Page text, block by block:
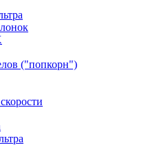
("попкорн")